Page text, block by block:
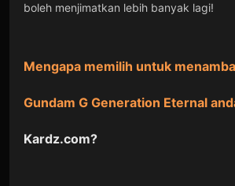
boleh menjimatkan lebih banyak lagi!
Mengapa memilih untuk
Gundam G Generation Eternal
Kardz.com?